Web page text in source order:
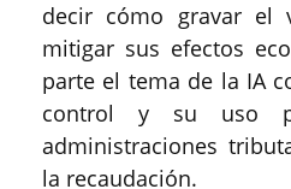
decir cómo gravar el
mitigar sus efectos
parte el tema de la IA
control y su uso
administraciones
la recaudación.